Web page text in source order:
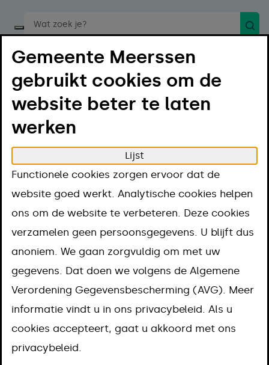
Start een spraakopdracht
Menu
Home Regelen
Contact en openingstijden
Meldingen
Gevonden of verloren voorwerpen melden
Gevonden of
verloren
voorwerpen
melden
Gemeente Meerssen
gebruikt cookies om de
website beter te laten
werken
Lijst
Functionele cookies zorgen ervoor dat de
website goed werkt. Analytische cookies helpen
ons om de website te verbeteren. Deze cookies
verzamelen geen persoonsgegevens. U blijft dus
anoniem. We gaan zorgvuldig om met uw
gegevens. Dat doen we volgens de Algemene
Verordening Gegevensbescherming (AVG). Meer
informatie vindt u in ons privacybeleid. Als u
cookies accepteert, gaat u akkoord met ons
privacybeleid.